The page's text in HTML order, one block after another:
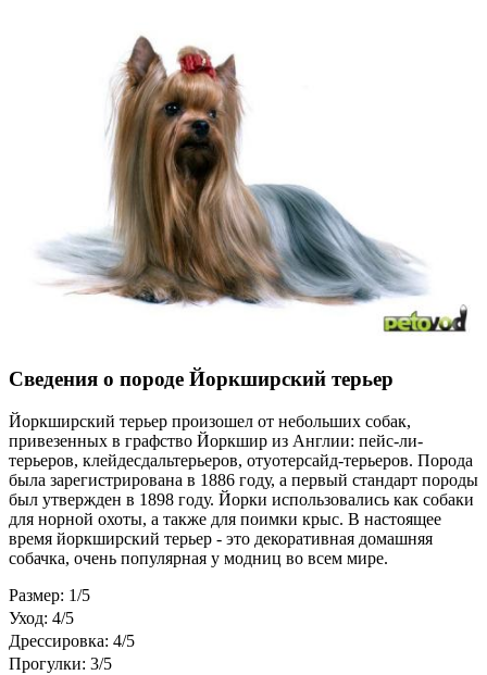
Сведения о породе Йоркширский терьер
Йоркширский терьер произошел от небольших собак,
привезенных в графство Йоркшир из Англии: пейс-ли-
терьеров, клейдесдальтерьеров, отуотерсайд-терьеров. Порода
была зарегистрирована в 1886 году, а первый стандарт породы
был утвержден в 1898 году. Йорки использовались как собаки
для норной охоты, а также для поимки крыс. В настоящее
время йоркширский терьер - это декоративная домашняя
собачка, очень популярная у модниц во всем мире.
Размер: 1/5
Уход: 4/5
Дрессировка: 4/5
Прогулки: 3/5